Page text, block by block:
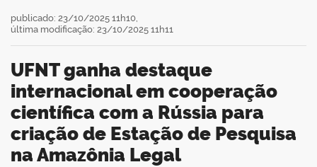
UFNT ganha destaque
internacional em cooperação
científica com a Rússia para
criação de Estação de Pesquisa
na Amazônia Legal
publicado: 23/10/2025 11h10,
última modificação: 23/10/2025 11h11